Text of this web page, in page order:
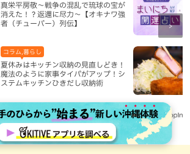
真栄平房敬～戦争の混乱で琉球の宝が
消えた！？返還に尽力～【オキナワ強
者（チューバー）列伝】
夏休みはキッチン収納の見直しどき！
魔法のように家事タイパがアップ！シ
ステムキッチンひきだし収納術
コラム,暮らし
Recommended by